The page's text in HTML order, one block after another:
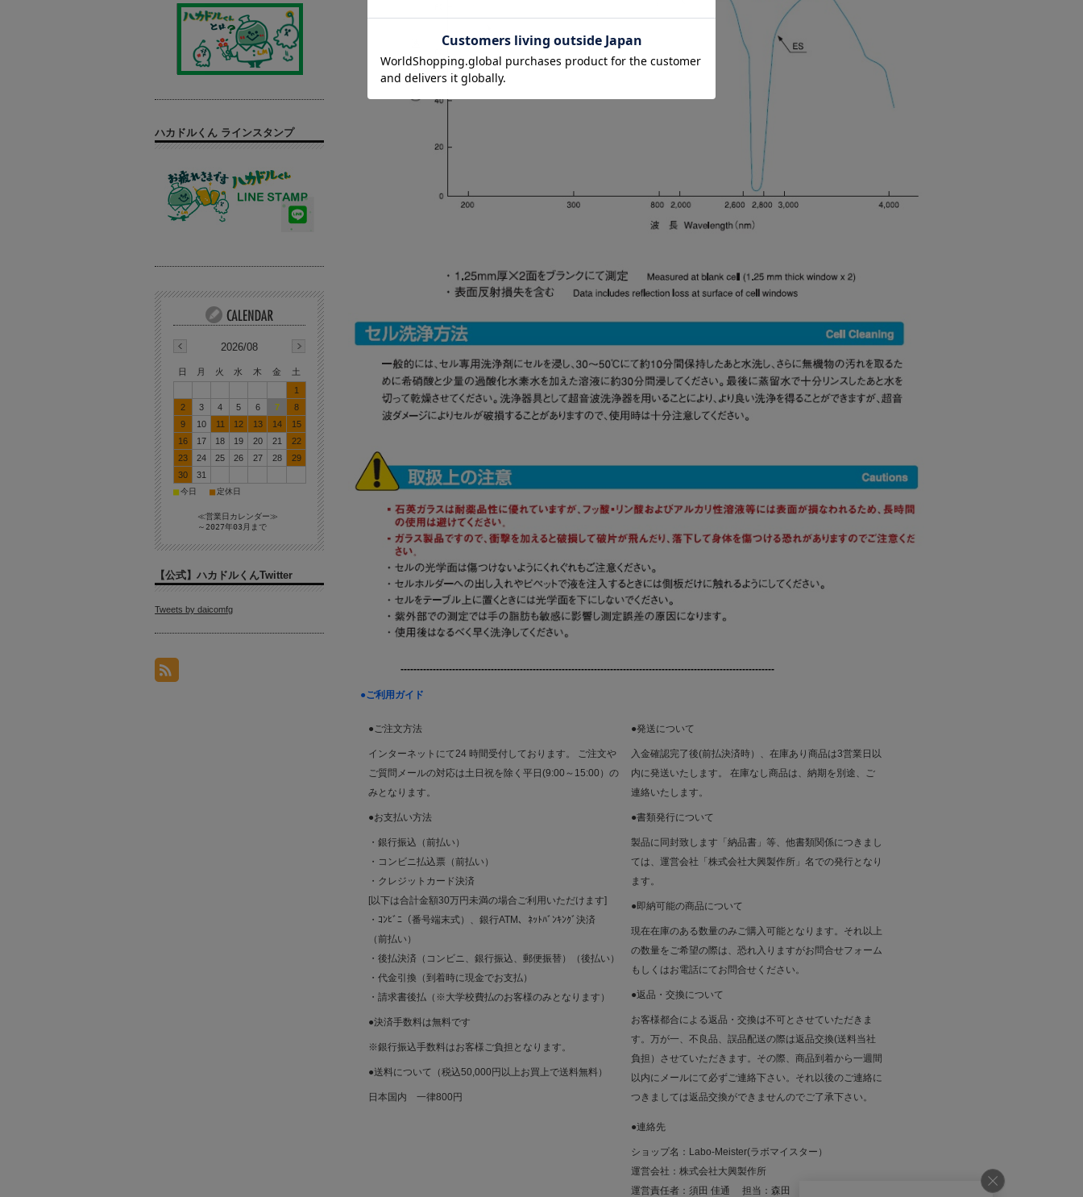
--------------------------------------------------------------------------------------------------------------------
●ご利用ガイド
●ご注文方法
インターネットにて24 時間受付しております。 ご注文や
ご質問メールの対応は土日祝を除く平日(9:00～15:00）の
みとなります。
●お支払い方法
・銀行振込（前払い）
・コンビニ払込票（前払い）
・クレジットカード決済
[以下は合計金額30万円未満の場合ご利用いただけます]
・ｺﾝﾋﾞﾆ（番号端末式）、銀行ATM、ﾈｯﾄﾊﾞﾝｷﾝｸﾞ決済
（前払い）
・後払決済（コンビニ、銀行振込、郵便振替）（後払い）
・代金引換（到着時に現金でお支払）
・請求書後払（※大学校費払のお客様のみとなります）
●決済手数料は無料です
※銀行振込手数料はお客様ご負担となります。
●送料について（税込50,000円以上お買上で送料無料）
日本国内 一律800円
●発送について
入金確認完了後(前払決済時）、在庫あり商品は3営業日以
内に発送いたします。 在庫なし商品は、納期を別途、ご
連絡いたします。
●書類発行について
製品に同封致します「納品書」等、他書類関係につきまし
ては、運営会社「株式会社大興製作所」名での発行となり
ます。
●即納可能の商品について
現在在庫のある数量のみご購入可能となります。それ以上
の数量をご希望の際は、恐れ入りますがお問合せフォーム
もしくはお電話にてお問合せください。
●返品・交換について
お客様都合による返品・交換は不可とさせていただきま
す。万が一、不良品、誤品配送の際は返品交換(送料当社
負担）させていただきます。その際、商品到着から一週間
以内にメールにて必ずご連絡下さい。それ以後のご連絡に
つきましては返品交換ができませんのでご了承下さい。
●連絡先
ショップ名：Labo-Meister(ラボマイスター）
運営会社：株式会社大興製作所
運営責任者：須田 佳通 担当：森田
ハカドルくん ラインスタンプ
2026/08
日 月 火 水 木 金
土
1
2
3 4 5 6 7
8
9
10 11 12 13 14
15
16
17 18 19 20 21
22
23
24 25 26 27 28
29
30
31
■今日 ■ 定休日
≪営業日カレンダー≫
～2027年03月まで
【公式】ハカドルくんTwitter
Tweets by daicomfg